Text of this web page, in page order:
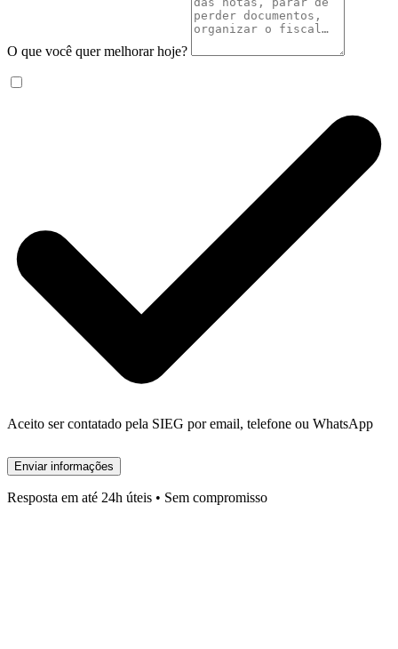
O que você quer melhorar hoje?
Aceito ser contatado pela SIEG por email, telefone ou WhatsApp
Enviar informações
Resposta em até 24h úteis • Sem compromisso